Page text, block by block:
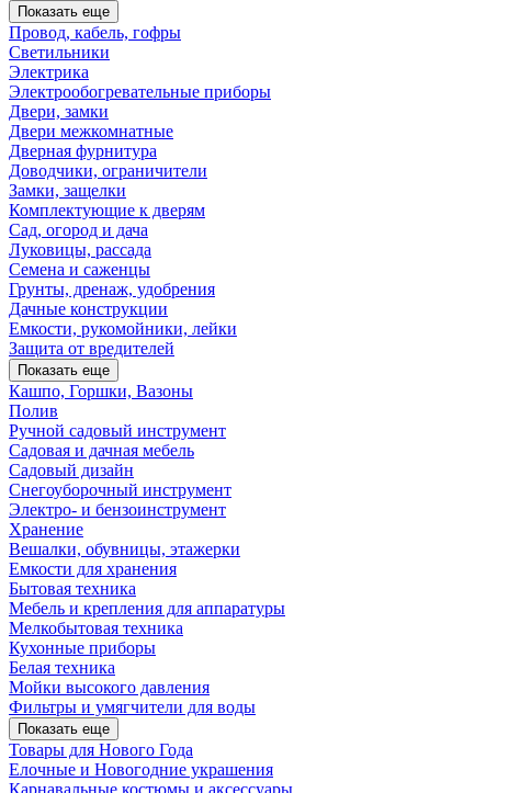
Показать еще
Провод, кабель, гофры
Светильники
Электрика
Электрообогревательные приборы
Двери, замки
Двери межкомнатные
Дверная фурнитура
Доводчики, ограничители
Замки, защелки
Комплектующие к дверям
Сад, огород и дача
Луковицы, рассада
Семена и саженцы
Грунты, дренаж, удобрения
Дачные конструкции
Емкости, рукомойники, лейки
Защита от вредителей
Показать еще
Кашпо, Горшки, Вазоны
Полив
Ручной садовый инструмент
Садовая и дачная мебель
Садовый дизайн
Снегоуборочный инструмент
Электро- и бензоинструмент
Хранение
Вешалки, обувницы, этажерки
Емкости для хранения
Бытовая техника
Мебель и крепления для аппаратуры
Мелкобытовая техника
Кухонные приборы
Белая техника
Мойки высокого давления
Фильтры и умягчители для воды
Показать еще
Товары для Нового Года
Елочные и Новогодние украшения
Карнавальные костюмы и аксессуары